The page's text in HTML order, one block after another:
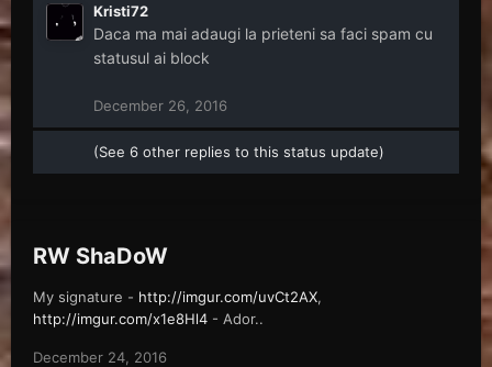
Kristi72
Daca ma mai adaugi la prieteni sa faci spam cu
statusul ai block
December 26, 2016
(See 6 other replies to this status update)
RW ShaDoW
My signature - http://imgur.com/uvCt2AX,
http://imgur.com/x1e8Hl4 - Ador..
December 24, 2016